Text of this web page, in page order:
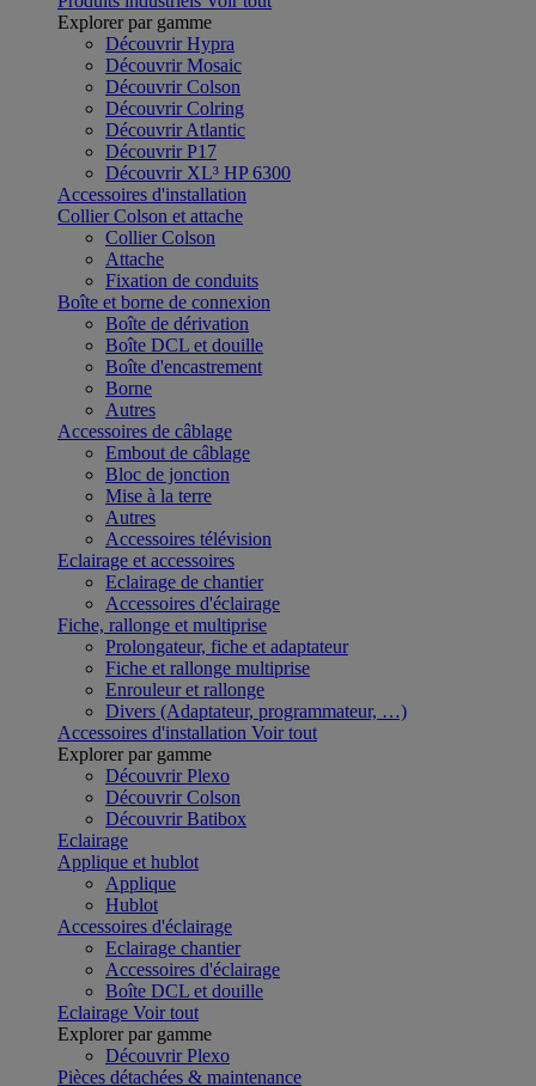
Explorer par gamme
Découvrir Hypra
Découvrir Mosaic
Découvrir Colson
Découvrir Colring
Découvrir Atlantic
Découvrir P17
Découvrir XL³ HP 6300
Accessoires d'installation
Collier Colson et attache
Collier Colson
Attache
Fixation de conduits
Boîte et borne de connexion
Boîte de dérivation
Boîte DCL et douille
Boîte d'encastrement
Borne
Autres
Accessoires de câblage
Embout de câblage
Bloc de jonction
Mise à la terre
Autres
Accessoires télévision
Eclairage et accessoires
Eclairage de chantier
Accessoires d'éclairage
Fiche, rallonge et multiprise
Prolongateur, fiche et adaptateur
Fiche et rallonge multiprise
Enrouleur et rallonge
Divers (Adaptateur, programmateur, …)
Accessoires d'installation Voir tout
Explorer par gamme
Découvrir Plexo
Découvrir Colson
Découvrir Batibox
Eclairage
Applique et hublot
Applique
Hublot
Accessoires d'éclairage
Eclairage chantier
Accessoires d'éclairage
Boîte DCL et douille
Eclairage Voir tout
Explorer par gamme
Découvrir Plexo
Pièces détachées & maintenance